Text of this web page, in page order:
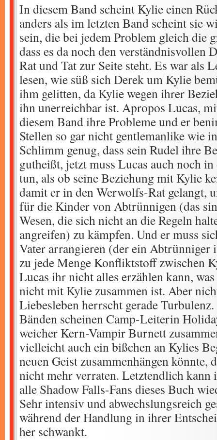
In diesem Band scheint Kylie einen
anders als im letzten Band scheint sie
sein, die bei jedem Problem gleich die
dass es da noch den verständnisvollen
Rat und Tat zur Seite steht. Es war als
lesen, wie süß sich Derek um Kylie
ihm gelitten, da Kylie wegen ihrer
ihn unerreichbar ist. Apropos Lucas,
diesem Band ihre Probleme und er
Stellen so gar nicht gentlemanlike wie
Schlimm genug, dass sein Rudel ihre
gutheißt, jetzt muss Lucas auch noch
tun, als ob seine Beziehung mit Kylie
damit er in den Werwolfs-Rat gelangt,
für die Kinder von Abtrünnigen (das
Wesen, die sich nicht an die Regeln
angreifen) zu kämpfen. Und er muss
Vater arrangieren (der ein
zu jede Menge Konfliktstoff zwischen
Lucas ihr nicht alles erzählen kann,
nicht mit Kylie zusammen ist. Aber
Liebesleben herrscht gerade
Bänden scheinen Camp-Leiterin
weicher Kern-Vampir Burnett
vielleicht auch ein bißchen an Kylies
neuen Geist zusammenhängen
nicht mehr verraten. Letztendlich kann
alle Shadow Falls-Fans dieses Buch
Sehr intensiv und abwechslungsreich
während der Handlung in ihrer
her schwankt.